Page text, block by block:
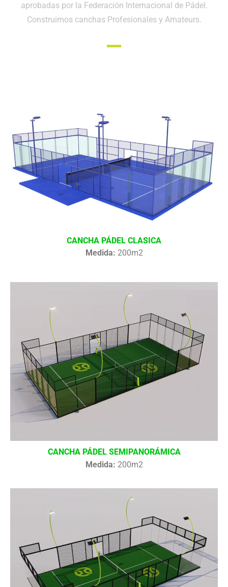
aprobadas por la Federación Internacional de Pádel.
Construimos canchas Profesionales y Amateurs.
CANCHA PÁDEL CLASICA
Medida: 200m2
CANCHA PÁDEL SEMIPANORÁMICA
Medida: 200m2